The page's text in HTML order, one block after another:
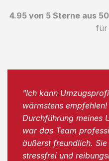
4.95 von 5 Sterne aus
für
"Ich kann
wärmstens
Durchführung meines
war das Team
äußerst freundlich.
stressfrei und